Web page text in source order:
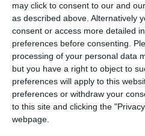
may click to consent to our and
as described above. Alternatively
consent or access more detailed
preferences before consenting.
processing of your personal data
but you have a right to object to
preferences will apply to this
preferences or withdraw your
to this site and clicking the
webpage.
aprilie 2026, societatea
anul 1994, are sediul în
Poporului nr. 136 și se ocupă
piese și accesorii pentru
Unic asociat esteBogdan
sunt cel menționat anterior și